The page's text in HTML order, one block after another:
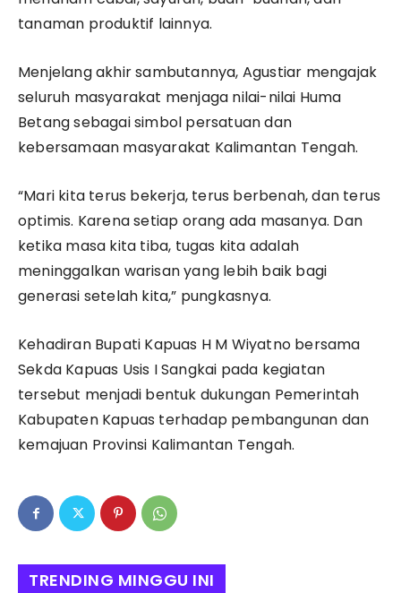
tanaman produktif lainnya.
Menjelang akhir sambutannya, Agustiar mengajak
seluruh masyarakat menjaga nilai-nilai Huma
Betang sebagai simbol persatuan dan
kebersamaan masyarakat Kalimantan Tengah.
“Mari kita terus bekerja, terus berbenah, dan terus
optimis. Karena setiap orang ada masanya. Dan
ketika masa kita tiba, tugas kita adalah
meninggalkan warisan yang lebih baik bagi
generasi setelah kita,” pungkasnya.
Kehadiran Bupati Kapuas H M Wiyatno bersama
Sekda Kapuas Usis I Sangkai pada kegiatan
tersebut menjadi bentuk dukungan Pemerintah
Kabupaten Kapuas terhadap pembangunan dan
kemajuan Provinsi Kalimantan Tengah.
TRENDING MINGGU INI